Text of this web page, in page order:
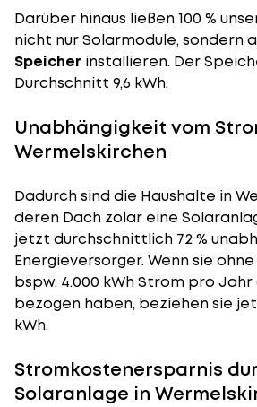
Darüber hinaus ließen 100 %
nicht nur Solarmodule, sondern
Speicher installieren. Der
Durchschnitt 9,6 kWh.
Unabhängigkeit vom
Wermelskirchen
Dadurch sind die Haushalte in
deren Dach zolar eine
jetzt durchschnittlich 72 %
Energieversorger. Wenn sie
bspw. 4.000 kWh Strom pro
bezogen haben, beziehen sie
kWh.
Stromkostenersparnis
Solaranlage in